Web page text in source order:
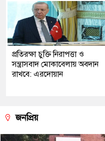
প্রতিরক্ষা চুক্তি নিরাপত্তা ও
সন্ত্রাসবাদ মোকাবেলায় অবদান
রাখবে: এরদোয়ান
জনপ্রিয়